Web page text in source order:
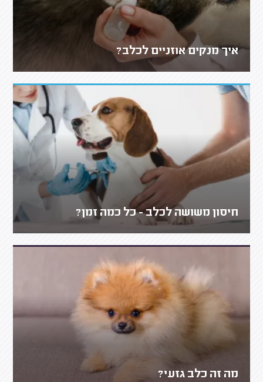
איך מנקים אוזניים לכלב?
חיסון משושה לכלב - כל כמה זמן?
מה זה כלב גזעי?